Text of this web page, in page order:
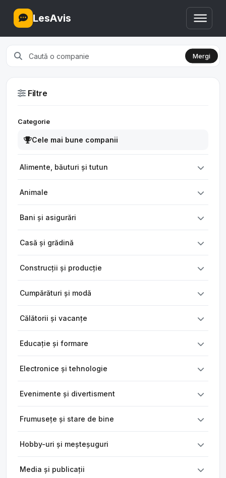
LesAvis
Mergi
Filtre
Categorie
Cele mai bune companii
Alimente, băuturi și tutun
Animale
Bani și asigurări
Casă și grădină
Construcții și producție
Cumpărături și modă
Călătorii și vacanțe
Educație și formare
Electronice și tehnologie
Evenimente și divertisment
Frumusețe și stare de bine
Hobby-uri și meșteșuguri
Media și publicații